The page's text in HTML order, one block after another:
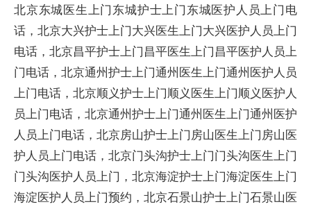
北京东城医生上门东城护士上门东城医护人员上门电
话，北京大兴护士上门大兴医生上门大兴医护人员上门
电话，北京昌平护士上门昌平医生上门昌平医护人员上
门电话，北京通州护士上门通州医生上门通州医护人员
上门电话，北京顺义护士上门顺义医生上门顺义医护人
员上门电话，北京通州护士上门通州医生上门通州医护
人员上门电话，北京房山护士上门房山医生上门房山医
护人员上门电话，北京门头沟护士上门门头沟医生上门
门头沟医护人员上门，北京海淀护士上门海淀医生上门
海淀医护人员上门预约，北京石景山护士上门石景山医